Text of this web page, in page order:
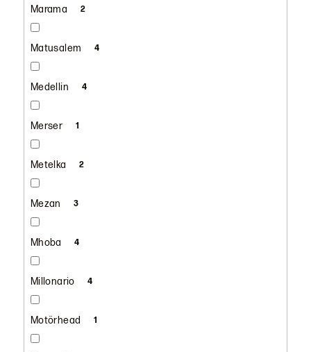
Marama 2
Matusalem 4
Medellin 4
Merser 1
Metelka 2
Mezan 3
Mhoba 4
Millonario 4
Motörhead 1